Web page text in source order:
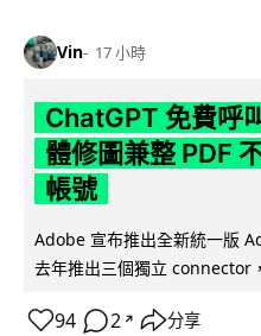
Vin 17 小時
ChatGPT 免費呼
體修圖兼整 PDF
帳號
Adobe 宣布推出全新統一版
去年推出三個獨立 connector
94 2 ↗ 分享